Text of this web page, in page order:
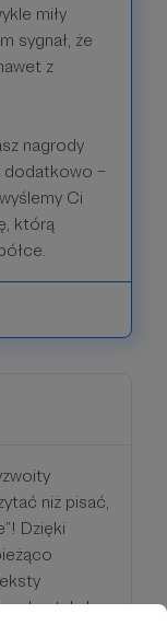
miły
sygnał, że
z
nagrody
dodatkowo –
Ci
którą
niż pisać,
Dzięki
– tak, by